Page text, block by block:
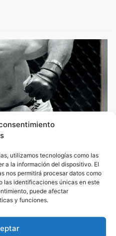
utilizamos tecnologías como las
a la información del dispositivo. El
nos permitirá procesar datos como
las identificaciones únicas en este
puede afectar
y funciones.
con una espectacular velada